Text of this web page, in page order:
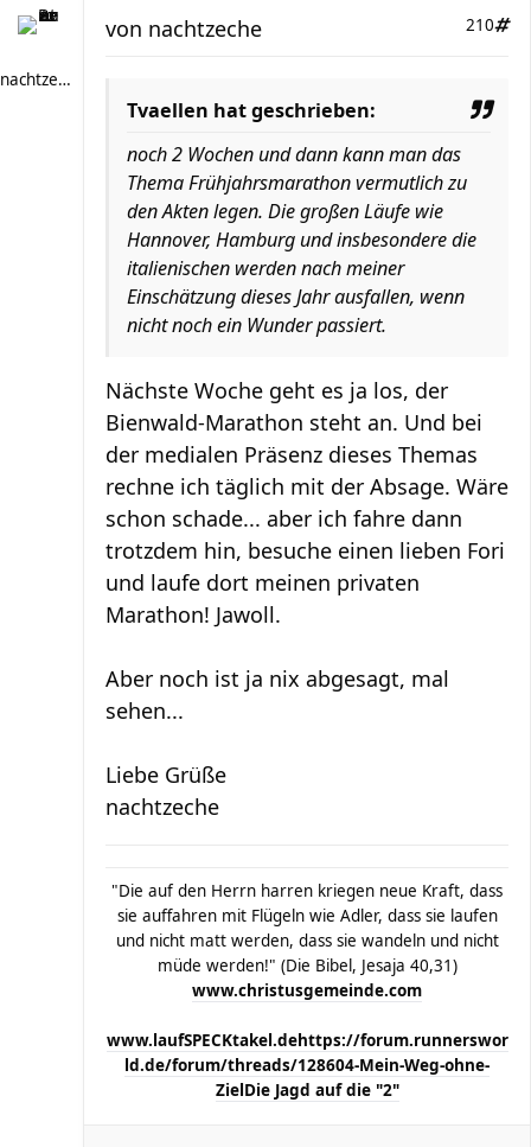
nachtzeche
210
von nachtzeche
Tvaellen hat geschrieben:
noch 2 Wochen und dann kann man das
Thema Frühjahrsmarathon vermutlich zu
den Akten legen. Die großen Läufe wie
Hannover, Hamburg und insbesondere die
italienischen werden nach meiner
Einschätzung dieses Jahr ausfallen, wenn
nicht noch ein Wunder passiert.
Nächste Woche geht es ja los, der
Bienwald-Marathon steht an. Und bei
der medialen Präsenz dieses Themas
rechne ich täglich mit der Absage. Wäre
schon schade... aber ich fahre dann
trotzdem hin, besuche einen lieben Fori
und laufe dort meinen privaten
Marathon! Jawoll.
Aber noch ist ja nix abgesagt, mal
sehen...
Liebe Grüße
nachtzeche
"Die auf den Herrn harren kriegen neue Kraft, dass
sie auffahren mit Flügeln wie Adler, dass sie laufen
und nicht matt werden, dass sie wandeln und nicht
müde werden!" (Die Bibel, Jesaja 40,31)
www.christusgemeinde.com
www.laufSPECKtakel.dehttps://forum.runnerswor
ld.de/forum/threads/128604-Mein-Weg-ohne-
Ziel Die Jagd auf die "2"